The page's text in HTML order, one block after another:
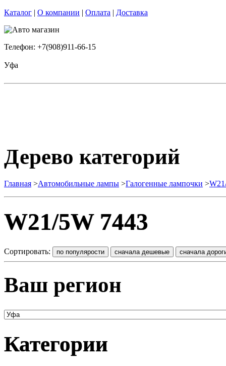
Каталог | О компании | Оплата | Доставка
Телефон: +7(908)911-66-15
Уфа
Дерево категорий
Главная >Автомобильные лампы >Галогенные лампочки >
W21/5W 7443
Сортировать:
Ваш регион
Категории